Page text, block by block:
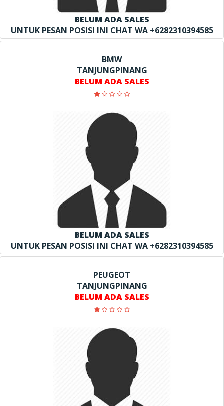
BELUM ADA SALES
UNTUK PESAN POSISI INI CHAT WA +6282310394585
BMW
TANJUNGPINANG
BELUM ADA SALES
BELUM ADA SALES
UNTUK PESAN POSISI INI CHAT WA +6282310394585
PEUGEOT
TANJUNGPINANG
BELUM ADA SALES